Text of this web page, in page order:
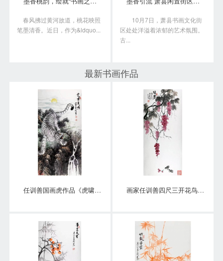
春风拂过黄河故道，桃花映照
笔墨清香。近日，作为&ldquo...
10月7日，萧县书画文化街
区处处洋溢着浓郁的艺术氛围。
古...
最新书画作品
任训善国画虎作品《虎啸泉鸣》四尺整张真迹 画家任训善四尺三开花鸟画作品《硕果》